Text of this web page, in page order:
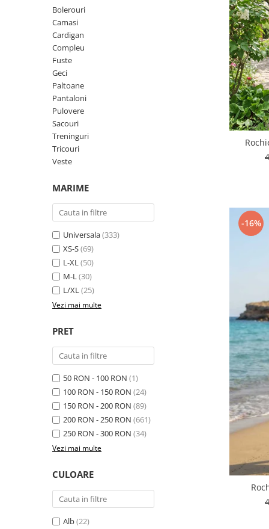
Ii traditionale
Rochii traditionale
Rochii Elegante
Costume populare
Fote & Catrinte
Incaltaminte
Bolerouri
Camasi
Cardigan
Compleu
Fuste
Geci
Paltoane
Pantaloni
Pulovere
Sacouri
Treninguri
Tricouri
Veste
MARIME
Universala(333)
XS-S(69)
L-XL(50)
M-L(30)
L/XL(25)
Vezi mai multe
PRET
50 RON - 100 RON (1)
100 RON - 150 RON (24)
150 RON - 200 RON (89)
200 RON - 250 RON (661)
250 RON - 300 RON (34)
Vezi mai multe
CULOARE
Alb(22)
-16%